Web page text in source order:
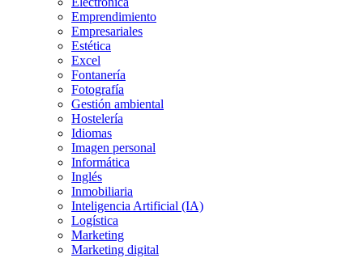
Emprendimiento
Empresariales
Estética
Excel
Fontanería
Fotografía
Gestión ambiental
Hostelería
Idiomas
Imagen personal
Informática
Inglés
Inmobiliaria
Inteligencia Artificial (IA)
Logística
Marketing
Marketing digital